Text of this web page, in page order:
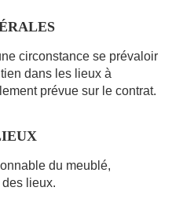
RALES
circonstance se prévaloir
dans les lieux à
prévue sur le contrat.
du meublé,
lieux.